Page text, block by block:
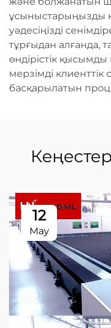
ұсыныстарыңызды
уәдесіңізді
тұрғыдан алғанда,
өндірістік
мерзімді клиенттік
басқарылатын
12
May